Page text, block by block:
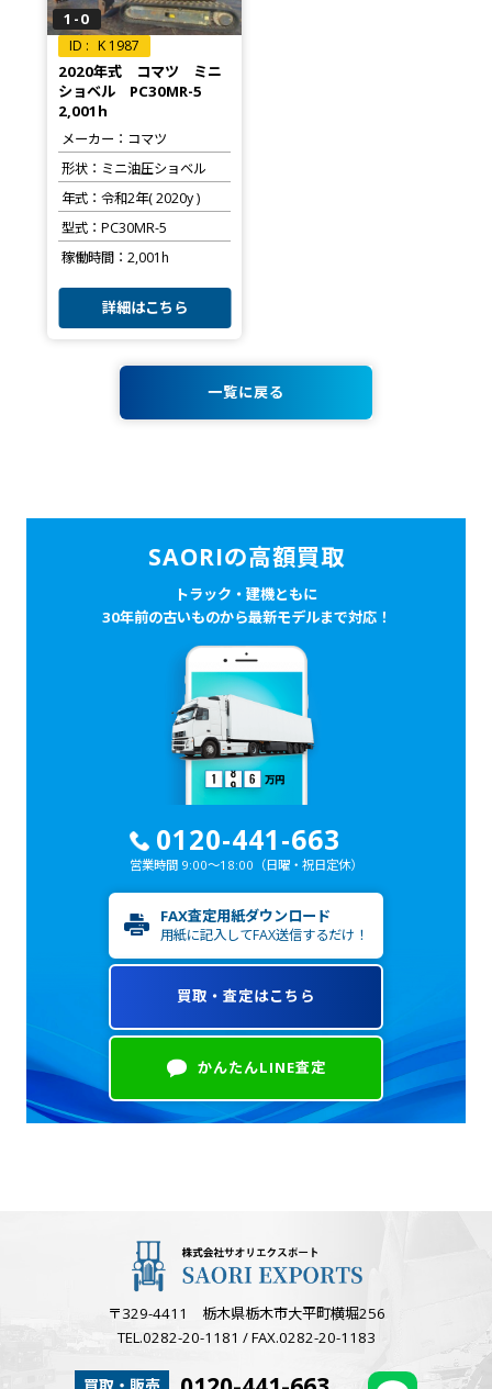
1-0
K 1987
2020年式 コマツ ミニ
ショベル PC30MR-5
2,001h
メーカー
コマツ
形状
ミニ油圧ショベル
年式
令和2年( 2020y )
型式
PC30MR-5
稼働時間
2,001h
詳細はこちら
一覧に戻る
SAORIの高額買取
トラック・建機ともに
30年前の古いものから最新モデルまで対応！
0120-441-663
営業時間 9:00～18:00 （日曜・祝日定休）
FAX査定用紙ダウンロード
用紙に記入してFAX送信するだけ！
買取・査定はこちら
かんたんLINE査定
〒329-4411 栃木県栃木市大平町横堀256
TEL.0282-20-1181 / FAX.0282-20-1183